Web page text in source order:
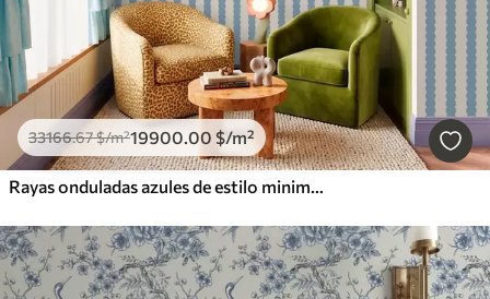
33166.67$/m²19900.00 $/m²
Rayas onduladas azules de estilo minimalista